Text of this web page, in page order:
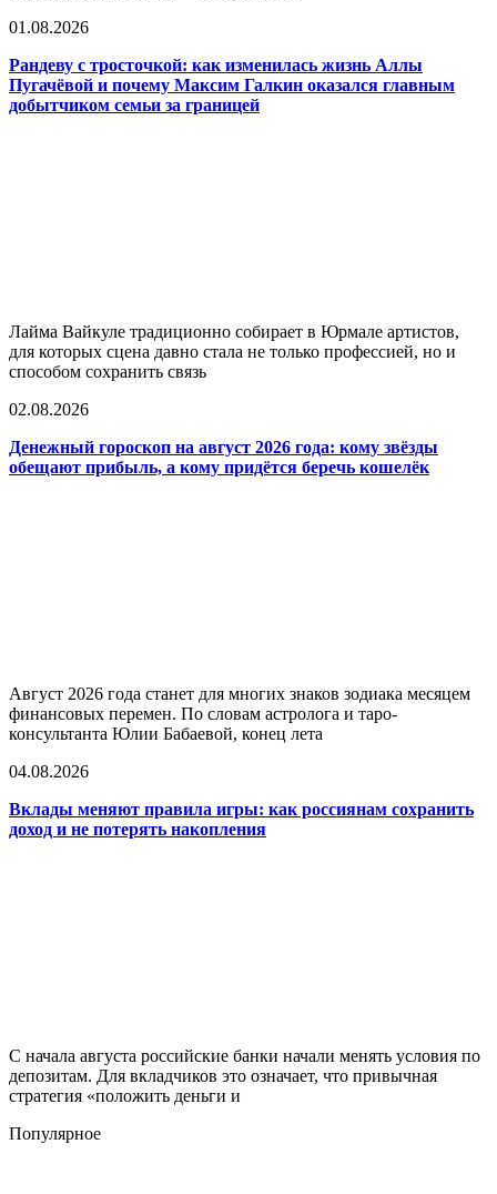
01.08.2026
Рандеву с тросточкой: как изменилась жизнь Аллы
Пугачёвой и почему Максим Галкин оказался главным
добытчиком семьи за границей
Лайма Вайкуле традиционно собирает в Юрмале артистов,
для которых сцена давно стала не только профессией, но и
способом сохранить связь
02.08.2026
Денежный гороскоп на август 2026 года: кому звёзды
обещают прибыль, а кому придётся беречь кошелёк
Август 2026 года станет для многих знаков зодиака месяцем
финансовых перемен. По словам астролога и таро-
консультанта Юлии Бабаевой, конец лета
04.08.2026
Вклады меняют правила игры: как россиянам сохранить
доход и не потерять накопления
С начала августа российские банки начали менять условия по
депозитам. Для вкладчиков это означает, что привычная
стратегия «положить деньги и
Популярное